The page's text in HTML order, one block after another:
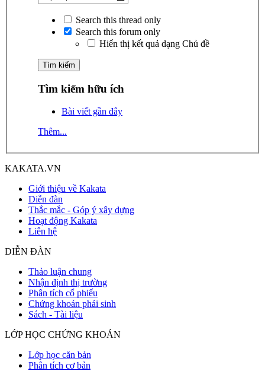
Search this thread only
Search this forum only
Hiển thị kết quả dạng Chủ đề
Tìm kiếm hữu ích
Bài viết gần đây
Thêm...
KAKATA.VN
Giới thiệu về Kakata
Diễn đàn
Thắc mắc - Góp ý xây dựng
Hoạt động Kakata
Liên hệ
DIỄN ĐÀN
Thảo luận chung
Nhận định thị trường
Phân tích cổ phiếu
Chứng khoán phái sinh
Sách - Tài liệu
LỚP HỌC CHỨNG KHOÁN
Lớp học căn bản
Phân tích cơ bản